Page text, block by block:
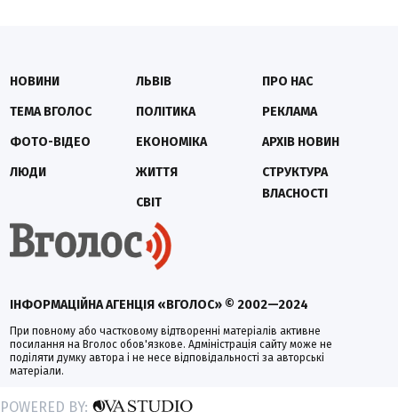
ІНФОРМАЦІЙНА АГЕНЦІЯ «ВГОЛОС» © 2002—2024
При повному або частковому відтворенні матеріалів активне
посилання на Вголос обов'язкове. Адміністрація сайту може не
поділяти думку автора і не несе відповідальності за авторські
матеріали.
НОВИНИ
ТЕМА ВГОЛОС
ФОТО-ВІДЕО
ЛЮДИ
ЛЬВІВ
ПОЛІТИКА
ЕКОНОМІКА
ЖИТТЯ
СВІТ
ПРО НАС
РЕКЛАМА
АРХІВ НОВИН
СТРУКТУРА
ВЛАСНОСТІ
POWERED BY: